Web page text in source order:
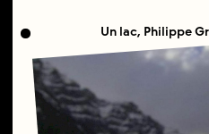
Un lac, Philippe